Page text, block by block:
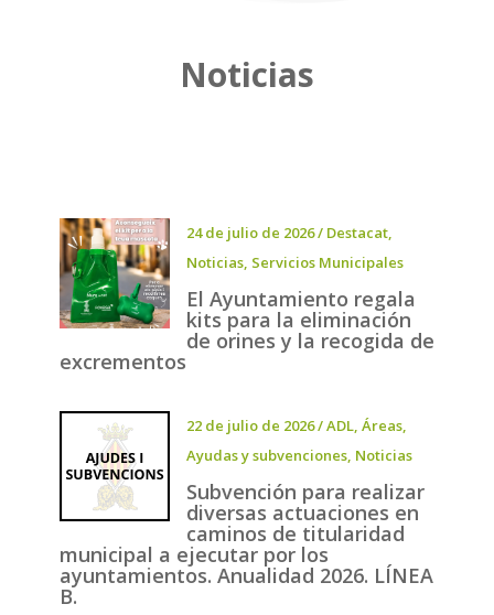
Noticias
24 de julio de 2026/ Destacat,
Noticias, Servicios Municipales
El Ayuntamiento regala
kits para la eliminación
de orines y la recogida de
excrementos
22 de julio de 2026/ADL, Áreas,
Ayudas y subvenciones, Noticias
Subvención para realizar
diversas actuaciones en
caminos de titularidad
municipal a ejecutar por los
ayuntamientos. Anualidad 2026. LÍNEA
B.